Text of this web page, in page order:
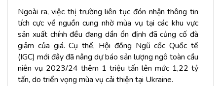
Ngoài ra, việc thị trường liên tục đón nhận thông tin
tích cực về nguồn cung nhờ mùa vụ tại các khu vực
sản xuất chính đều đang dần ổn định đã củng cố đà
giảm của giá. Cụ thể, Hội đồng Ngũ cốc Quốc tế
(IGC) mới đây đã nâng dự báo sản lượng ngô toàn cầu
niên vụ 2023/24 thêm 1 triệu tấn lên mức 1,22 tỷ
tấn, do triển vọng mùa vụ cải thiện tại Ukraine.